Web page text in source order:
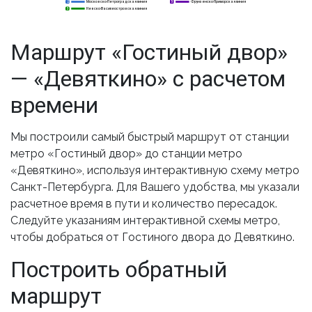
Невско-Василеостровская линия
2
3
5
2
3
Маршрут «Гостиный двор»
— «Девяткино» с расчетом
времени
Мы построили самый быстрый маршрут от станции
метро «Гостиный двор» до станции метро
«Девяткино», используя интерактивную схему метро
Санкт-Петербурга. Для Вашего удобства, мы указали
расчетное время в пути и количество пересадок.
Следуйте указаниям интерактивной схемы метро,
чтобы добраться от Гостиного двора до Девяткино.
Построить обратный
маршрут